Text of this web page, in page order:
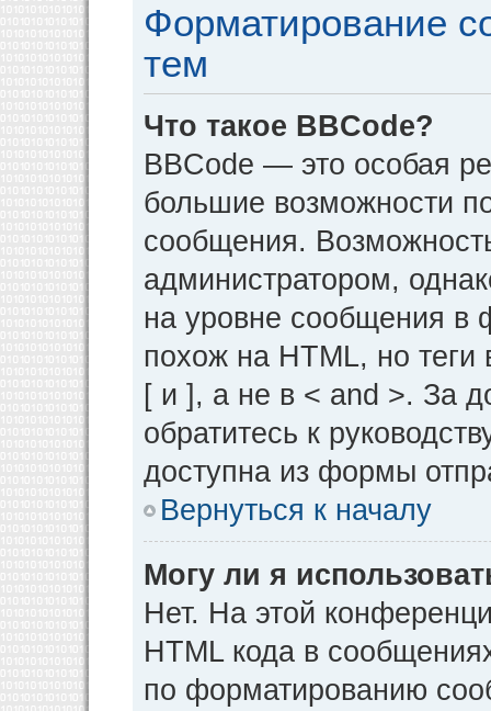
Форматирование
тем
Что такое BBCode?
BBCode — это особая
большие возможности
сообщения.
администратором,
на уровне сообщения в
похож на HTML, но теги
[ и ], а не в < and >. За
обратитесь к
доступна из формы
Вернуться к началу
Могу ли я
Нет. На этой
HTML кода в
по форматированию